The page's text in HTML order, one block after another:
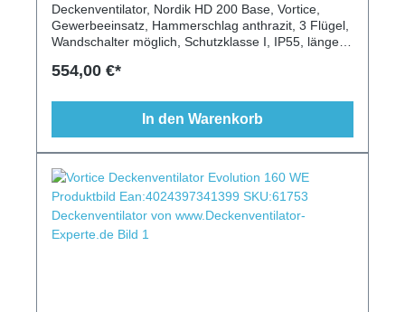
Deckenventilator, Nordik HD 200 Base, Vortice,
Gewerbeeinsatz, Hammerschlag anthrazit, 3 Flügel,
Wandschalter möglich, Schutzklasse I, IP55, längere
554,00 €*
In den Warenkorb